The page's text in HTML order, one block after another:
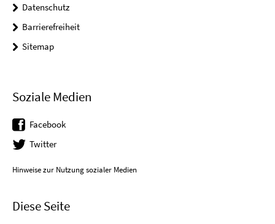
Datenschutz
Barrierefreiheit
Sitemap
Soziale Medien
Facebook
Twitter
Hinweise zur Nutzung sozialer Medien
Diese Seite